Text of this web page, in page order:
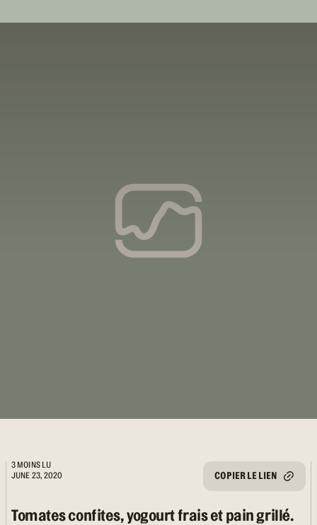
3 MOINS LU
JUNE 23, 2020
COPIER LE LIEN
Tomates confites, yogourt frais et pain grillé.